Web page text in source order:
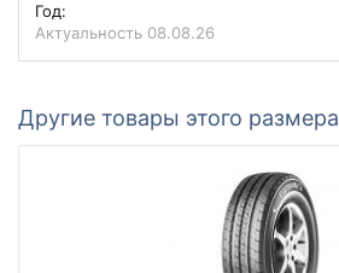
Год:
Актуальность 08.08.26
Другие товары этого размера